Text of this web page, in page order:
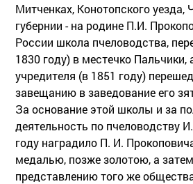
Митченках, Конотопского уезда,
губернии - на родине П.И.
России школа пчеловодства,
1830 году) в местечко Пальчики,
учредителя (в 1851 году)
завещанию в заведование его
За основание этой школы и за
деятельность по пчеловодству
году наградило П. И.
медалью, позже золотою, а
представлению того же